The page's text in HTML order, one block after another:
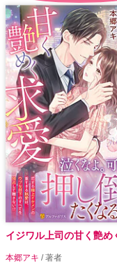
イジワル上司の甘く艶め
本郷アキ / 著者